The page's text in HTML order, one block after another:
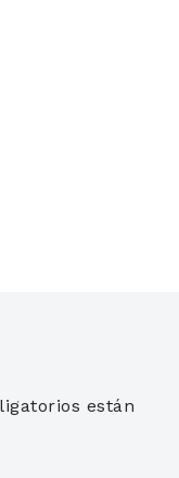
están